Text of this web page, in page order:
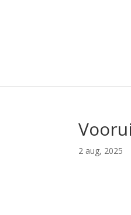
2 aug, 2025